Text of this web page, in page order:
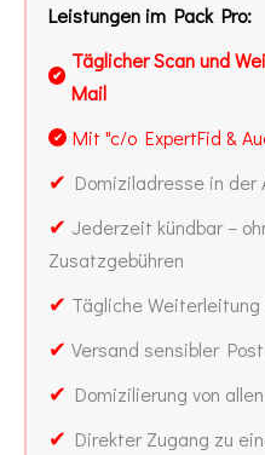
Leistungen im Pack Pro:
✔
Täglicher Scan und
Mail
✔ Mit "c/o ExpertFid &
✔ Domiziladresse in der
✔ Jederzeit kündbar –
Zusatzgebühren
✔ Tägliche
✔ Versand sensibler
✔ Domizilierung von
✔ Direkter Zugang zu